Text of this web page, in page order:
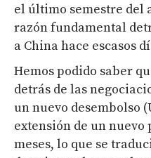
el último semestre del
razón fundamental
a China hace escasos
Hemos podido saber
detrás de las
un nuevo desembolso
extensión de un
meses, lo que se